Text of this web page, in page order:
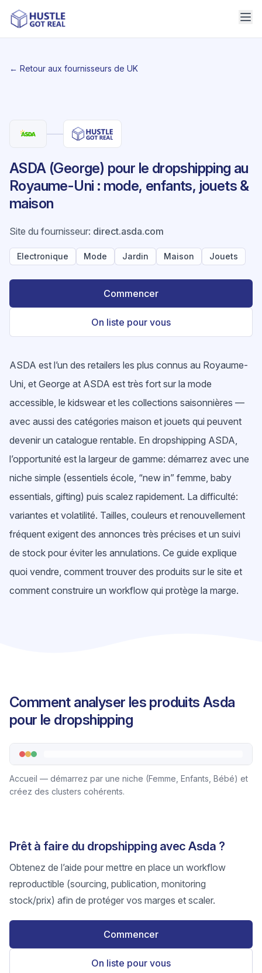
← Retour aux fournisseurs de UK
ASDA (George) pour le dropshipping au
Royaume-Uni : mode, enfants, jouets &
maison
Site du fournisseur: direct.asda.com
Electronique Mode Jardin Maison Jouets
Commencer
On liste pour vous
ASDA est l’un des retailers les plus connus au Royaume-
Uni, et George at ASDA est très fort sur la mode
accessible, le kidswear et les collections saisonnières —
avec aussi des catégories maison et jouets qui peuvent
devenir un catalogue rentable. En dropshipping ASDA,
l’opportunité est la largeur de gamme: démarrez avec une
niche simple (essentiels école, “new in” femme, baby
essentials, gifting) puis scalez rapidement. La difficulté:
variantes et volatilité. Tailles, couleurs et renouvellement
fréquent exigent des annonces très précises et un suivi
de stock pour éviter les annulations. Ce guide explique
quoi vendre, comment trouver des produits sur le site et
comment construire un workflow qui protège la marge.
Comment analyser les produits Asda
pour le dropshipping
Accueil — démarrez par une niche (Femme, Enfants, Bébé) et
créez des clusters cohérents.
Prêt à faire du dropshipping avec Asda ?
Obtenez de l’aide pour mettre en place un workflow
reproductible (sourcing, publication, monitoring
stock/prix) afin de protéger vos marges et scaler.
Commencer
On liste pour vous